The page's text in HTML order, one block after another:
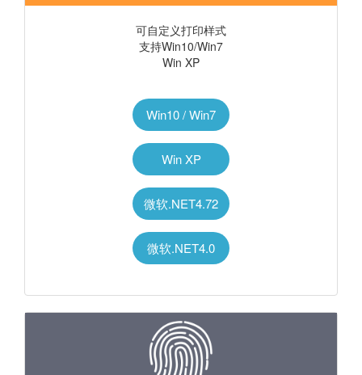
可自定义打印样式
支持Win10/Win7
Win XP
Win10 / Win7
Win XP
微软.NET4.72
微软.NET4.0